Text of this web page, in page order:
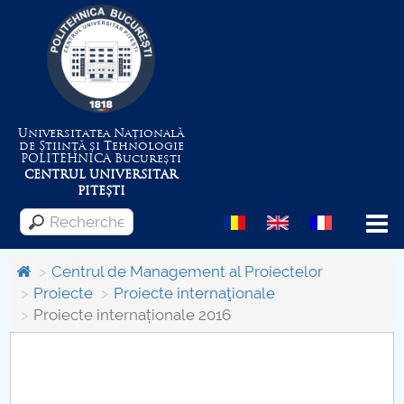
Universitatea Națională
de Știință și Tehnologie
POLITEHNICABucurești
CENTRUL UNIVERSITAR
PITEȘTI
Menu
Despre Universitate
Centrul de Management al Proiectelor
Proiecte
Proiecte internaţionale
Proiecte internaționale 2016